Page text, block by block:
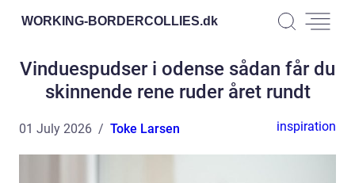
WORKING-BORDERCOLLIES.dk
Vinduespudser i odense sådan får du
skinnende rene ruder året rundt
01 July 2026 Toke Larsen inspiration